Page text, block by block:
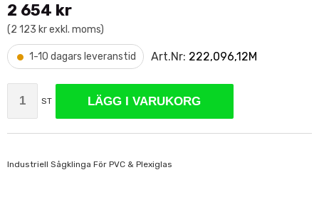
2 654 kr
(2 123 kr exkl. moms)
• 1-10 dagars leveranstid Art.Nr: 222,096,12M
ST LÄGG I VARUKORG
Industriell Sågklinga För PVC & Plexiglas